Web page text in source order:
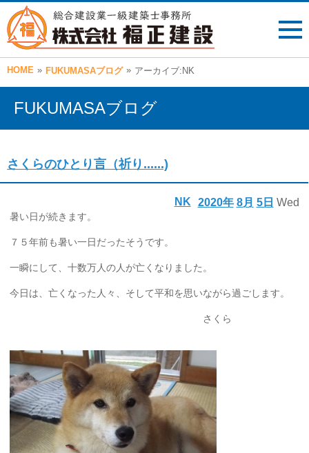
HOME » FUKUMASAブログ » アーカイブ:NK
FUKUMASAブログ
さくらのひとり言（祈り......)
2020年 8月 5日 Wed
NK
暑い日が続きます。
７５年前も暑い一日だったそうです。
一瞬にして、十数万人の人が亡くなりました。
今日は、亡くなった人々、そして平和を思いながら過ごします。
さくら